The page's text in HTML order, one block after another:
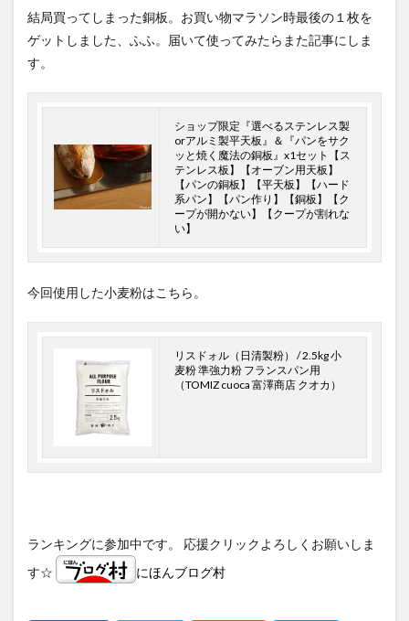
結局買ってしまった銅板。お買い物マラソン時最後の１枚を
ゲットしました、ふふ。届いて使ってみたらまた記事にしま
す。
ショップ限定『選べるステンレス製
orアルミ製平天板』＆『パンをサク
ッと焼く魔法の銅板』x1セット【ス
テンレス板】【オーブン用天板】
【パンの銅板】【平天板】【ハード
系パン】【パン作り】【銅板】【ク
ープが開かない】【クープが割れな
い】
今回使用した小麦粉はこちら。
リスドォル（日清製粉） / 2.5kg 小
麦粉 準強力粉 フランスパン用
（TOMIZ cuoca 富澤商店 クオカ）
ランキングに参加中です。 応援クリックよろしくお願いしま
す☆
にほんブログ村